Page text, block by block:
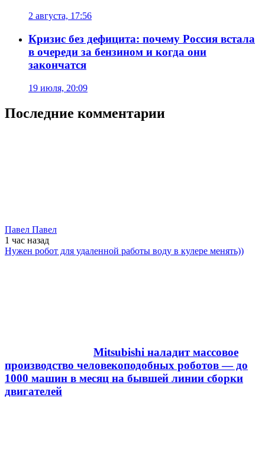
2 августа, 17:56
Кризис без дефицита: почему Россия встала
в очереди за бензином и когда они
закончатся
19 июля, 20:09
Последние комментарии
Павел Павел
1 час назад
Нужен робот для удаленной работы воду в кулере менять))
Mitsubishi наладит массовое
производство человекоподобных роботов — до
1000 машин в месяц на бывшей линии сборки
двигателей